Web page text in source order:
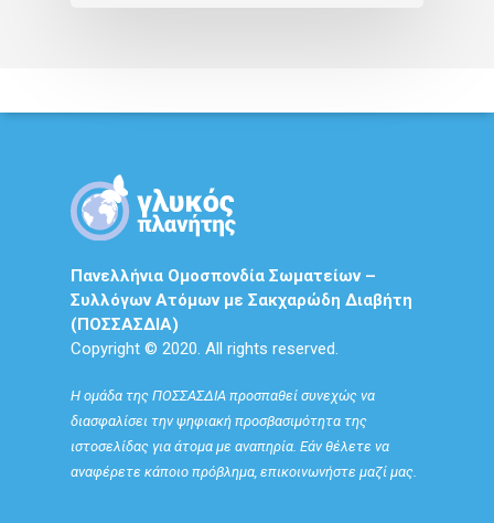
Πανελλήνια Ομοσπονδία Σωματείων –
Συλλόγων Ατόμων με Σακχαρώδη Διαβήτη
(ΠΟΣΣΑΣΔΙΑ)
Copyright © 2020. All rights reserved.
Η ομάδα της ΠΟΣΣΑΣΔΙΑ προσπαθεί συνεχώς να
διασφαλίσει την ψηφιακή προσβασιμότητα της
ιστοσελίδας για άτομα με αναπηρία. Εάν θέλετε να
αναφέρετε κάποιο πρόβλημα, επικοινωνήστε μαζί μας.